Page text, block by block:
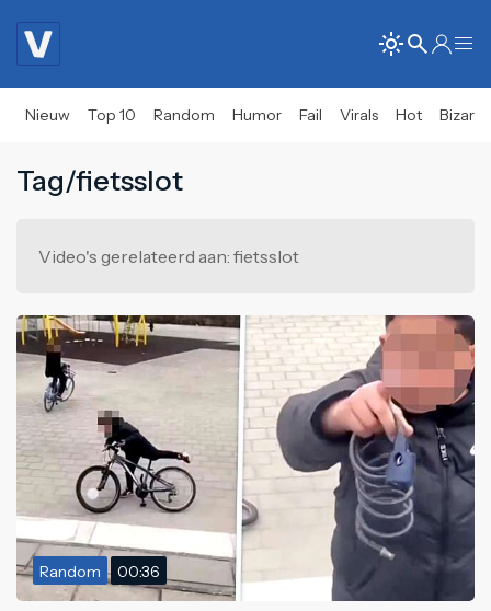
Nieuw Top 10 Random Humor Fail Virals Hot Bizar
Tag/fietsslot
Video's gerelateerd aan: fietsslot
Random 00:36